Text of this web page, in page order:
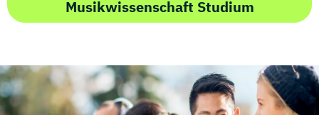
Musikwissenschaft Studium